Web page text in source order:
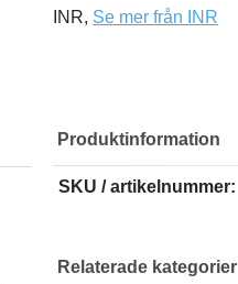
INR, Se mer från INR
Produktinformation
SKU / artikelnummer:
Relaterade kategorier